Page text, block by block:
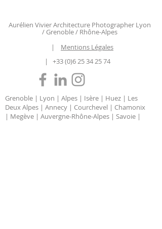
Aurélien Vivier Architecture Photographer Lyon
/ Grenoble / Rhône-Alpes
| Mentions Légales
| +33 (0)6 25 34 25 74
Grenoble | Lyon | Alpes | Isère | Huez | Les
Deux Alpes | Annecy | Courchevel | Chamonix
| Megève | Auvergne-Rhône-Alpes | Savoie |